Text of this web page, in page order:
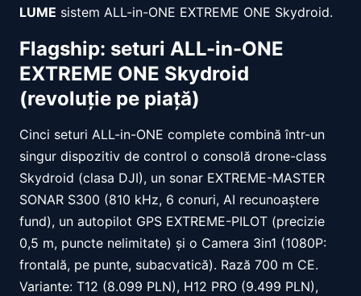
LUME sistem ALL-in-ONE EXTREME ONE Skydroid.
Flagship: seturi ALL-in-ONE
EXTREME ONE Skydroid
(revoluție pe piață)
Cinci seturi ALL-in-ONE complete combină într-un
singur dispozitiv de control o consolă drone-class
Skydroid (clasa DJI), un sonar EXTREME-MASTER
SONAR S300 (810 kHz, 6 conuri, AI recunoaștere
fund), un autopilot GPS EXTREME-PILOT (precizie
0,5 m, puncte nelimitate) și o Camera 3in1 (1080P:
frontală, pe punte, subacvatică). Rază 700 m CE.
Variante: T12 (8.099 PLN), H12 PRO (9.499 PLN),